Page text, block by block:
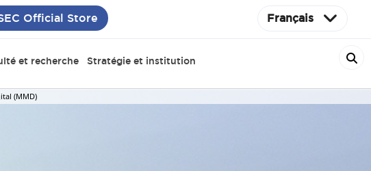
Official Store Français
et recherche Stratégie et institution
(MMD)